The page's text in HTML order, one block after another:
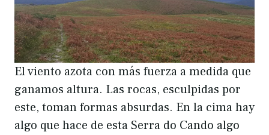
El viento azota con más fuerza a medida que
ganamos altura. Las rocas, esculpidas por
este, toman formas absurdas. En la cima hay
algo que hace de esta Serra do Cando algo